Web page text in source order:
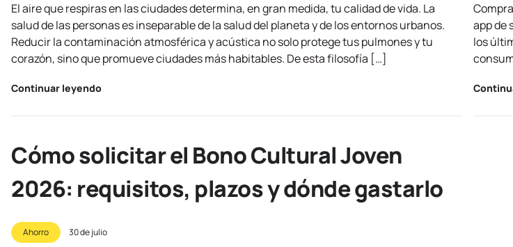
El aire que respiras en las ciudades determina, en gran medida, tu calidad de vida. La
salud de las personas es inseparable de la salud del planeta y de los entornos urbanos.
Reducir la contaminación atmosférica y acústica no solo protege tus pulmones y tu
corazón, sino que promueve ciudades más habitables. De esta filosofía […]
Continuar leyendo
app de
los
Cómo solicitar el Bono Cultural Joven
2026: requisitos, plazos y dónde gastarlo
Ahorro 30 de julio